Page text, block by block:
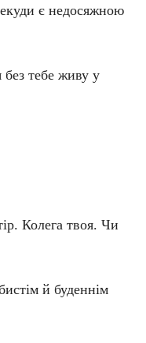
є недосяжною
без тебе живу у
Колега твоя. Чи
й буденнім